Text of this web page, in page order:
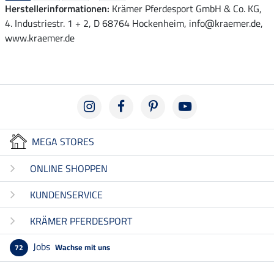
Herstellerinformationen: Krämer Pferdesport GmbH & Co. KG,
4. Industriestr. 1 + 2, D 68764 Hockenheim, info@kraemer.de,
www.kraemer.de
MEGA STORES
ONLINE SHOPPEN
KUNDENSERVICE
KRÄMER PFERDESPORT
72 Jobs Wachse mit uns